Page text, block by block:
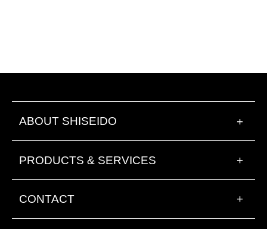
ABOUT SHISEIDO +
PRODUCTS & SERVICES +
CONTACT +